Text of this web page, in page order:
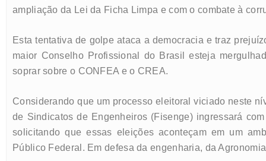
ampliação da Lei da Ficha Limpa e com o combate à
Esta tentativa de golpe ataca a democracia e traz
maior Conselho Profissional do Brasil esteja
soprar sobre o CONFEA e o CREA.
Considerando que um processo eleitoral viciado neste
de Sindicatos de Engenheiros (Fisenge) ingressará
solicitando que essas eleições aconteçam em um
Público Federal. Em defesa da engenharia, da